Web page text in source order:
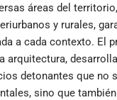
áreas del
y rurales,
a cada contexto. El
arquitectura,
detonantes que no
sino que